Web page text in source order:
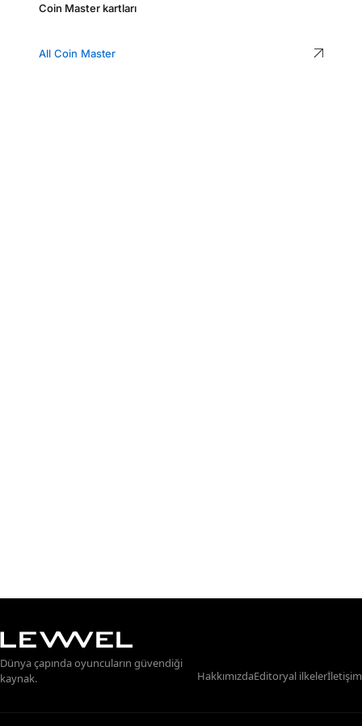
Coin Master kartları
All Coin Master
Dünya çapında oyuncuların güvendiği
kaynak.
HakkımızdaEditoryal ilkelerİletişim